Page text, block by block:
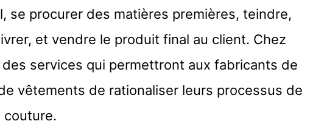
se procurer des matières premières, teindre,
et vendre le produit final au client. Chez
services qui permettront aux fabricants de
vêtements de rationaliser leurs processus de